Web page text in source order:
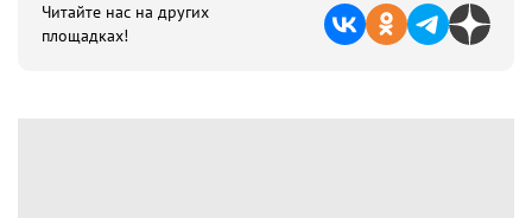
Читайте нас на других
площадках!